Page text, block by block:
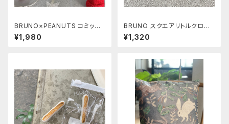
BRUNO×PEANUTS コミック
アラームクロック《FROAT》
¥1,980
BRUNO スクエアリトルクロッ
ク レッド
¥1,320